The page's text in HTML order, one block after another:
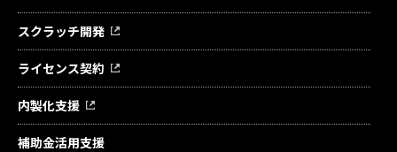
スクラッチ開発
ライセンス契約
内製化支援
補助金活用支援